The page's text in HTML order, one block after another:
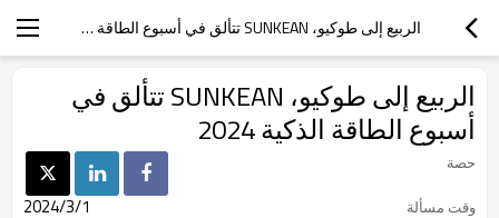
الربيع إلى طوكيو، SUNKEAN تتألق في أسبوع الطاقة الذكية 2024
الربيع إلى طوكيو، SUNKEAN تتألق في
أسبوع الطاقة الذكية 2024
حصة
وقت مسألة
2024/3/1